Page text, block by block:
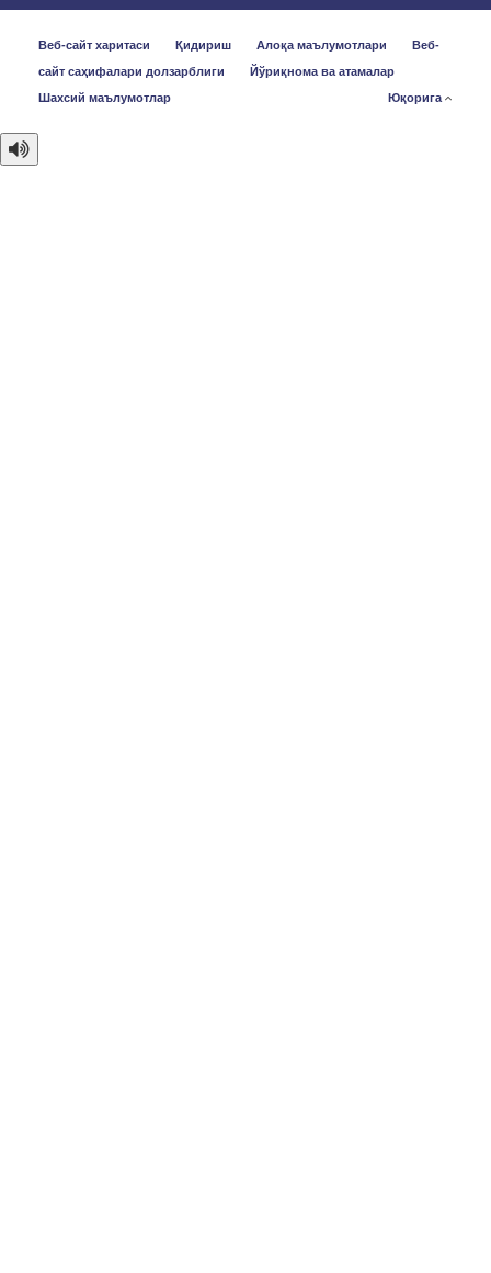
Веб-сайт харитаси Қидириш Алоқа маълумотлари
Веб-
сайт саҳифалари долзарблиги
Йўриқнома ва атамалар
Шахсий маълумотлар
Юқорига